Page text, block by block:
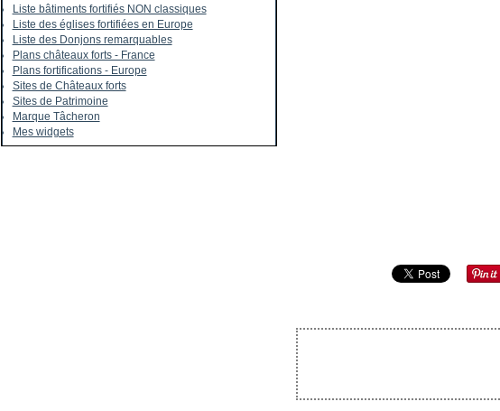
Liste bâtiments fortifiés NON classiques
Liste des églises fortifiées en Europe
Liste des Donjons remarquables
Plans châteaux forts - France
Plans fortifications - Europe
Sites de Châteaux forts
Sites de Patrimoine
Marque Tâcheron
Mes widgets